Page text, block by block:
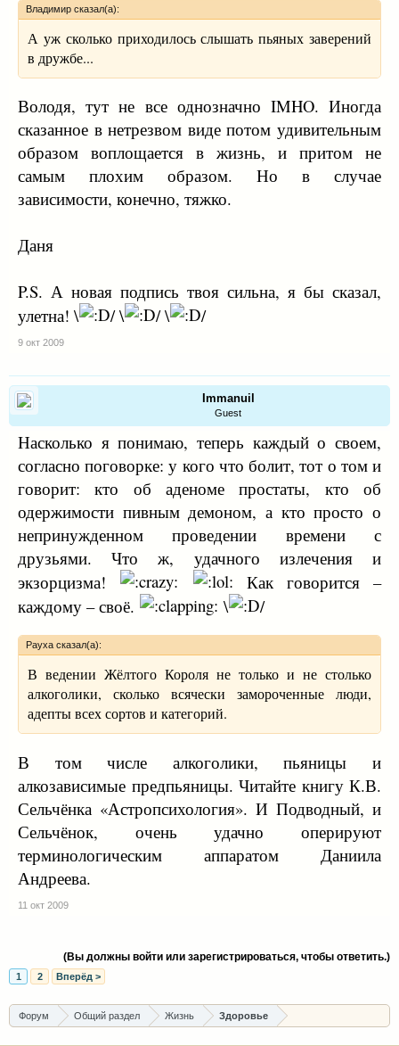
Владимир сказал(а):
А уж сколько приходилось слышать пьяных заверений
в дружбе...
Володя, тут не все однозначно IMHO. Иногда
сказанное в нетрезвом виде потом удивительным
образом воплощается в жизнь, и притом не
самым плохим образом. Но в случае
зависимости, конечно, тяжко.
Даня
P.S. А новая подпись твоя сильна, я бы сказал,
улетна! \
/ \ / \ /
9 окт 2009
Immanuil
Guest
Насколько я понимаю, теперь каждый о своем,
согласно поговорке: у кого что болит, тот о том и
говорит: кто об аденоме простаты, кто об
одержимости пивным демоном, а кто просто о
непринужденном проведении времени с
друзьями. Что ж, удачного излечения и
экзорцизма!
Как говорится –
каждому – своё.
\ /
Рауха сказал(а):
В ведении Жёлтого Короля не только и не столько
алкоголики, сколько всячески замороченные люди,
адепты всех сортов и категорий.
В том числе алкоголики, пьяницы и
алкозависимые предпьяницы. Читайте книгу К.В.
Сельчёнка «Астропсихология». И Подводный, и
Сельчёнок, очень удачно оперируют
терминологическим аппаратом Даниила
Андреева.
11 окт 2009
(Вы должны войти или зарегистрироваться, чтобы ответить.)
1 2 Вперёд >
Форум Общий раздел Жизнь Здоровье